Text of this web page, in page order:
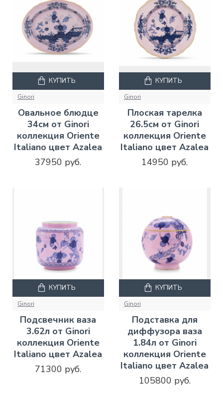
Ginori
Овальное блюдце
34см от Ginori
коллекция Oriente
Italiano цвет Azalea
37950 руб.
КУПИТЬ
Ginori
Плоская тарелка
26.5см от Ginori
коллекция Oriente
Italiano цвет Azalea
14950 руб.
КУПИТЬ
Ginori
Подсвечник ваза
3.62л от Ginori
коллекция Oriente
Italiano цвет Azalea
71300 руб.
КУПИТЬ
Ginori
Подставка для
диффузора ваза
1.84л от Ginori
коллекция Oriente
Italiano цвет Azalea
105800 руб.
КУПИТЬ